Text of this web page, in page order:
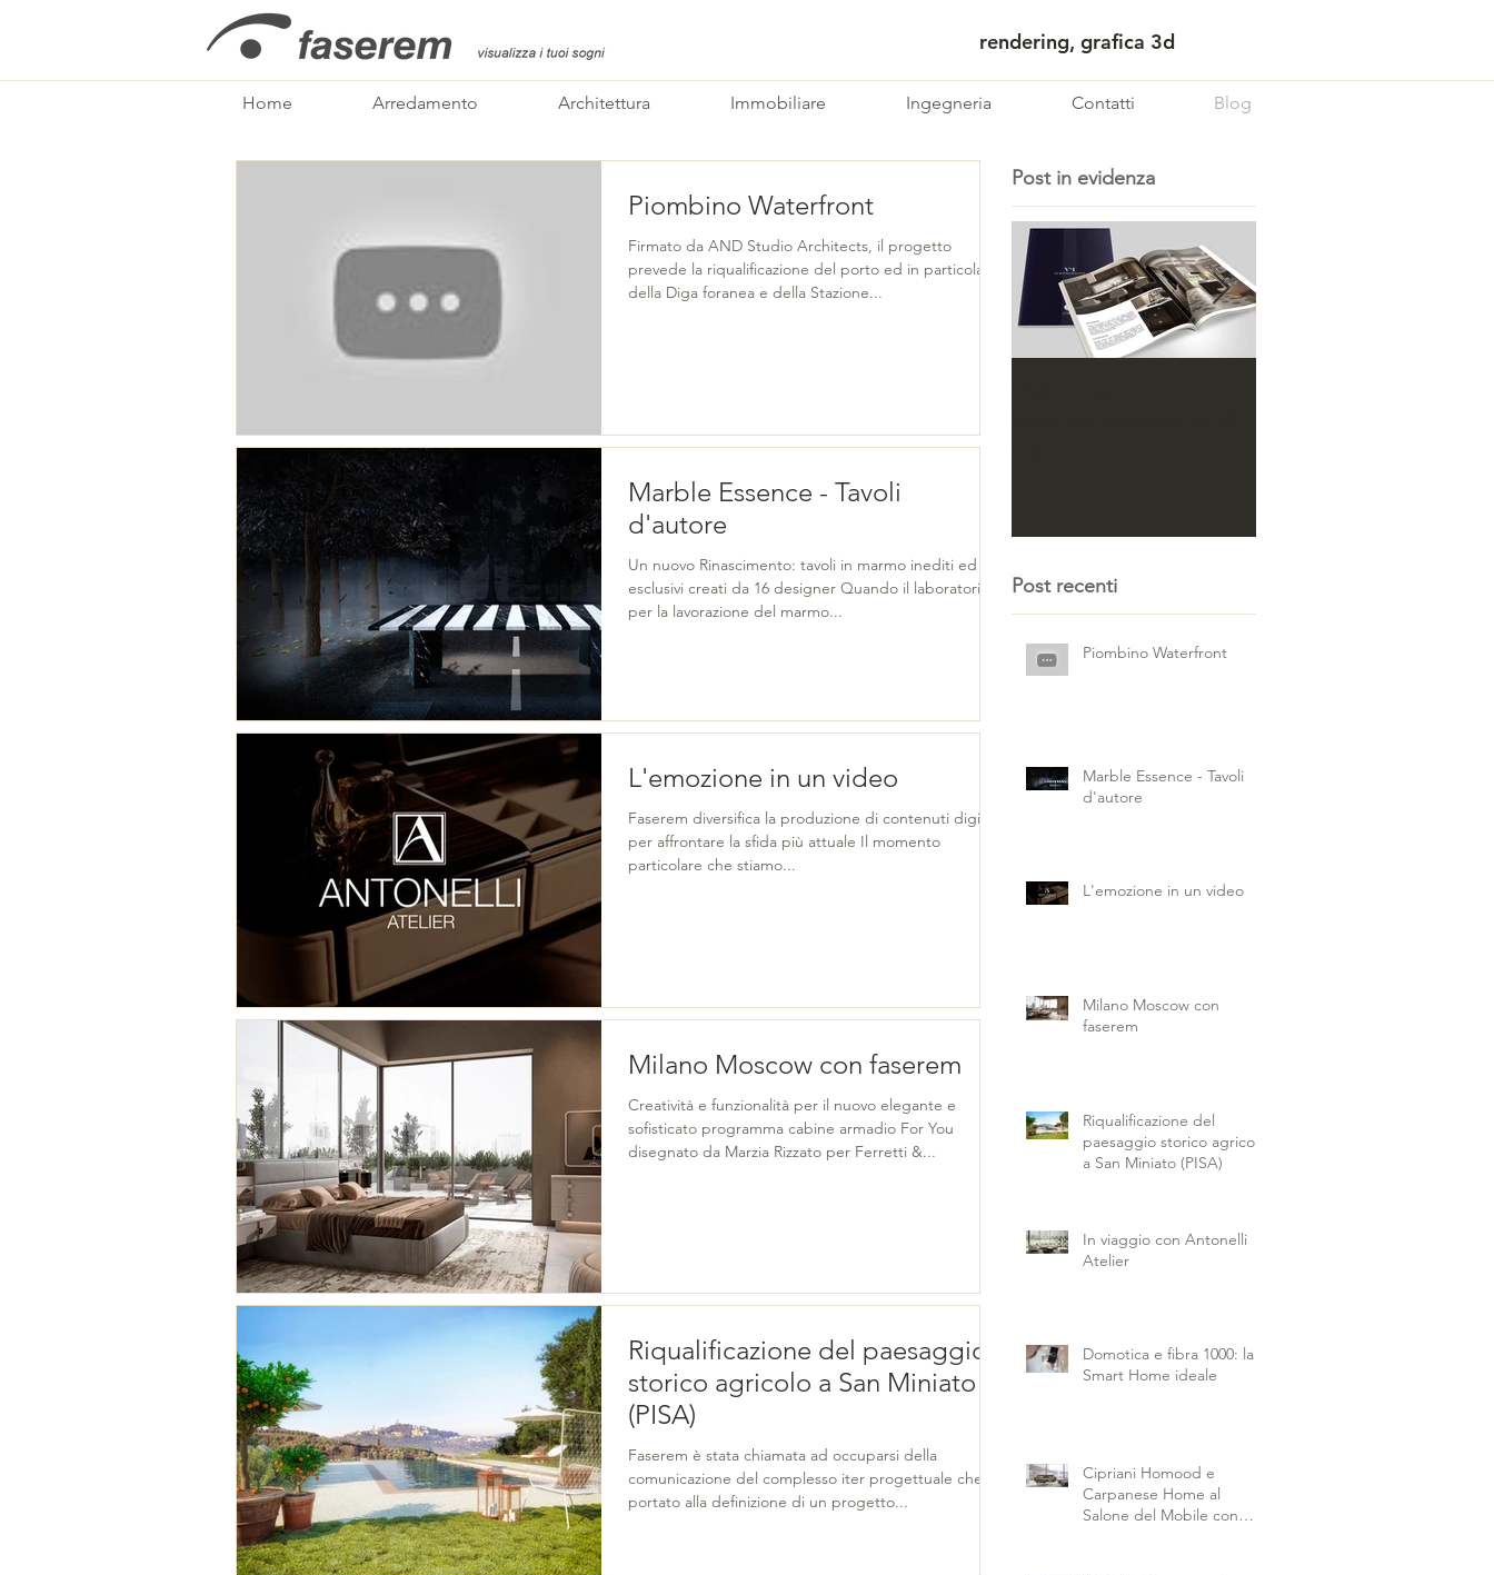
rendering, grafica 3d
Home Arredamento Architettura Immobiliare Ingegneria Contatti Blog
Piombino Waterfront
Firmato da AND Studio Architects, il progetto
prevede la riqualificazione del porto ed in particolare
della Diga foranea e della Stazione...
Marble Essence - Tavoli
d'autore
Un nuovo Rinascimento: tavoli in marmo inediti ed
esclusivi creati da 16 designer Quando il laboratorio
per la lavorazione del marmo...
L'emozione in un video
Faserem diversifica la produzione di contenuti digitali
per affrontare la sfida più attuale Il momento
particolare che stiamo...
Milano Moscow con faserem
Creatività e funzionalità per il nuovo elegante e
sofisticato programma cabine armadio For You
disegnato da Marzia Rizzato per Ferretti &...
Riqualificazione del paesaggio
storico agricolo a San Miniato
(PISA)
Faserem è stata chiamata ad occuparsi della
comunicazione del complesso iter progettuale che ha
portato alla definizione di un progetto...
Post in evidenza
Post recenti
Piombino Waterfront
Marble Essence - Tavoli
d'autore
L'emozione in un video
Milano Moscow con
faserem
Riqualificazione del
paesaggio storico agricolo
a San Miniato (PISA)
In viaggio con Antonelli
Atelier
Domotica e fibra 1000: la
Smart Home ideale
Cipriani Homood e
Carpanese Home al
Salone del Mobile con